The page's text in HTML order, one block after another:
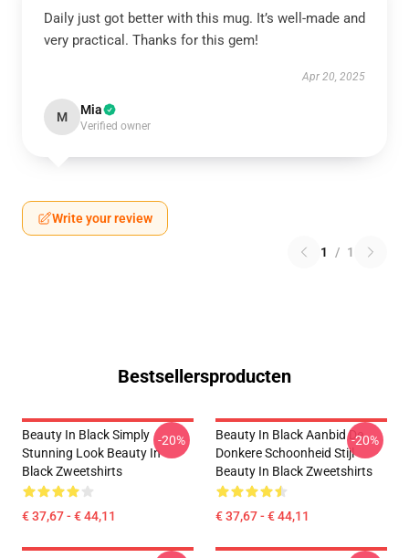
Daily just got better with this mug. It’s well-made and
very practical. Thanks for this gem!
Apr 20, 2025
M Mia
Verified owner
Write your review
1 / 1
Bestsellersproducten
Beauty In Black Simply
Stunning Look Beauty In
Black Zweetshirts
€ 37,67 - € 44,11
-20%
Beauty In Black Aanbid De
Donkere Schoonheid Stijl
Beauty In Black Zweetshirts
€ 37,67 - € 44,11
-20%